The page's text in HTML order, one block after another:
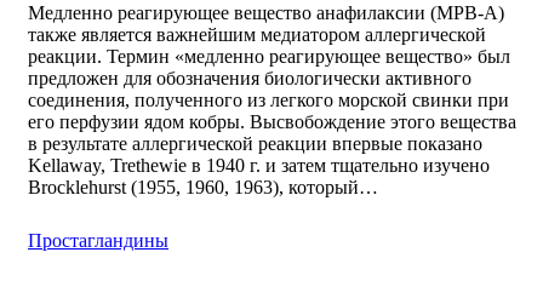
Медленно реагирующее вещество анафилаксии (МРВ-А)
также является важнейшим медиатором аллергической
реакции. Термин «медленно реагирующее вещество» был
предложен для обозначения биологически активного
соединения, полученного из легкого морской свинки при
его перфузии ядом кобры. Высвобождение этого вещества
в результате аллергической реакции впервые показано
Kellaway, Trethewie в 1940 г. и затем тщательно изучено
Brocklehurst (1955, 1960, 1963), который…
Простагландины